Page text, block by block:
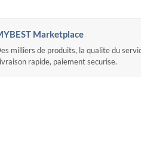
Marketplace
milliers de produits, la qualite du
rapide, paiement securise.